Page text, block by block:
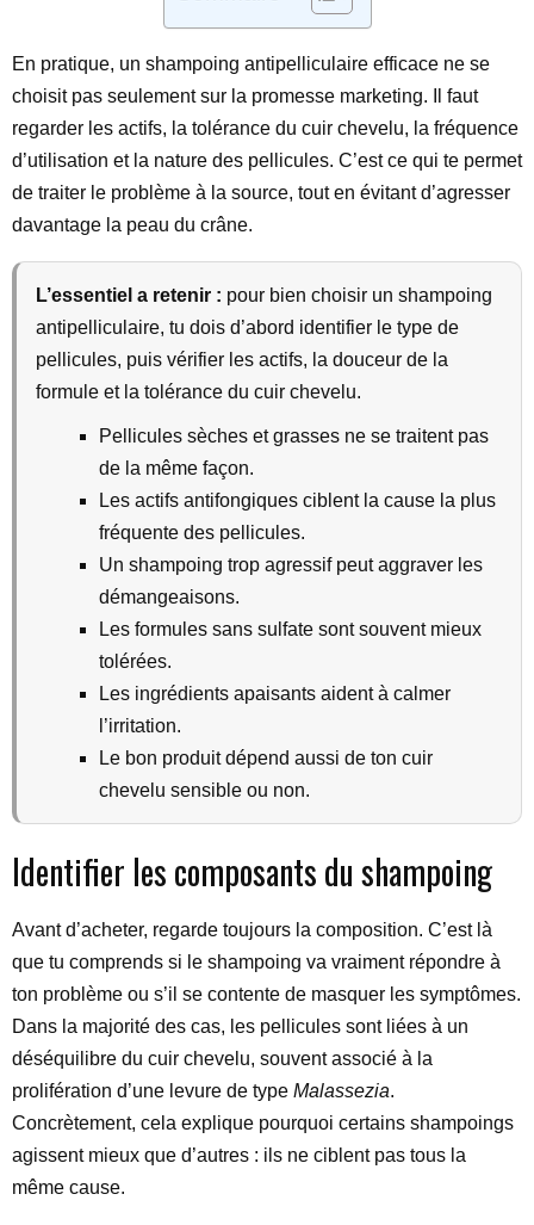
En pratique, un shampoing antipelliculaire efficace ne se
choisit pas seulement sur la promesse marketing. Il faut
regarder les actifs, la tolérance du cuir chevelu, la fréquence
d’utilisation et la nature des pellicules. C’est ce qui te permet
de traiter le problème à la source, tout en évitant d’agresser
davantage la peau du crâne.
L’essentiel a retenir : pour bien choisir un shampoing
antipelliculaire, tu dois d’abord identifier le type de
pellicules, puis vérifier les actifs, la douceur de la
formule et la tolérance du cuir chevelu.
Pellicules sèches et grasses ne se traitent pas
de la même façon.
Les actifs antifongiques ciblent la cause la plus
fréquente des pellicules.
Un shampoing trop agressif peut aggraver les
démangeaisons.
Les formules sans sulfate sont souvent mieux
tolérées.
Les ingrédients apaisants aident à calmer
l’irritation.
Le bon produit dépend aussi de ton cuir
chevelu sensible ou non.
Identifier les composants du shampoing
Avant d’acheter, regarde toujours la composition. C’est là
que tu comprends si le shampoing va vraiment répondre à
ton problème ou s’il se contente de masquer les symptômes.
Dans la majorité des cas, les pellicules sont liées à un
déséquilibre du cuir chevelu, souvent associé à la
prolifération d’une levure de type Malassezia.
Concrètement, cela explique pourquoi certains shampoings
agissent mieux que d’autres : ils ne ciblent pas tous la
même cause.